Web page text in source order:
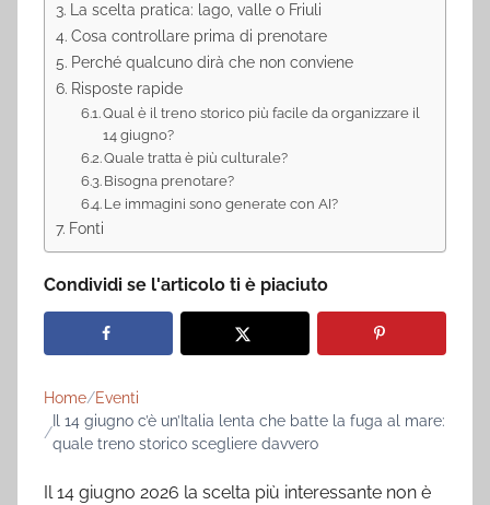
La scelta pratica: lago, valle o Friuli
Cosa controllare prima di prenotare
Perché qualcuno dirà che non conviene
Risposte rapide
Qual è il treno storico più facile da organizzare il
14 giugno?
Quale tratta è più culturale?
Bisogna prenotare?
Le immagini sono generate con AI?
Fonti
Condividi se l'articolo ti è piaciuto
Home
Eventi
Il 14 giugno c’è un’Italia lenta che batte la fuga al mare:
quale treno storico scegliere davvero
Il 14 giugno 2026 la scelta più interessante non è